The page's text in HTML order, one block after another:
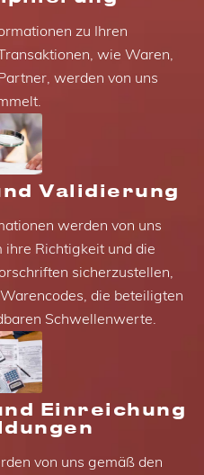
zu Ihren
wie Waren,
werden von uns
Validierung
werden von uns
Richtigkeit und die
sicherzustellen,
die beteiligten
Schwellenwerte.
Einreichung
von uns gemäß den